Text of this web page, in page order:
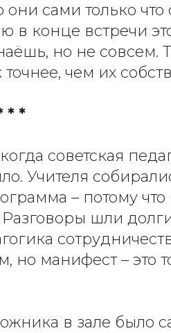
сами только что
в конце встречи
но не совсем.
чем их
* *
советская
Учителя
– потому
шли
манифест – это
в зале было